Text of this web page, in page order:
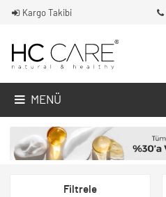
Kargo Takibi
MENÜ
Filtrele